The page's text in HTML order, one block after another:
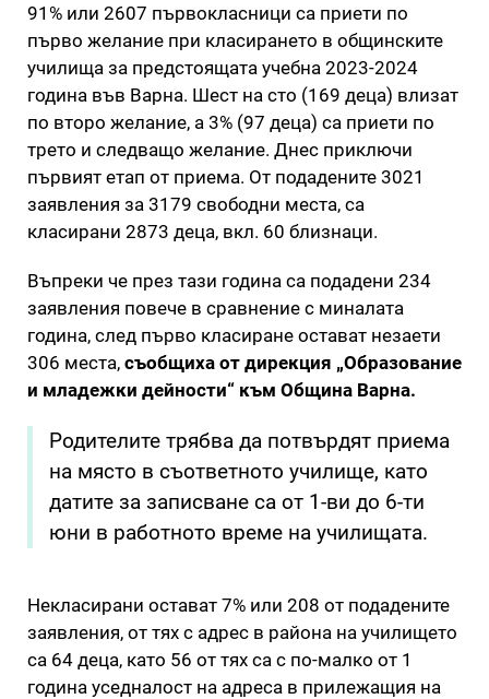
91% или 2607 първокласници са приети по
първо желание при класирането в общинските
училища за предстоящата учебна 2023-2024
година във Варна. Шест на сто (169 деца) влизат
по второ желание, а 3% (97 деца) са приети по
трето и следващо желание. Днес приключи
първият етап от приема. От подадените 3021
заявления за 3179 свободни места, са
класирани 2873 деца, вкл. 60 близнаци.
Въпреки че през тази година са подадени 234
заявления повече в сравнение с миналата
година, след първо класиране остават незаети
306 места, съобщиха от дирекция „Образование
и младежки дейности“ към Община Варна.
Родителите трябва да потвърдят приема
на място в съответното училище, като
датите за записване са от 1-ви до 6-ти
юни в работното време на училищата.
Некласирани остават 7% или 208 от подадените
заявления, от тях с адрес в района на училището
са 64 деца, като 56 от тях са с по-малко от 1
година уседналост на адреса в прилежащия на